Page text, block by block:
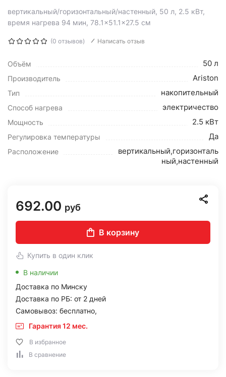
вертикальный/горизонтальный/настенный, 50 л, 2.5 кВт,
время нагрева 94 мин, 78.1×51.1×27.5 см
(0 отзывов) Написать отзыв
Объём 50 л
Производитель Ariston
Тип накопительный
Способ нагрева электричество
Мощность 2.5 кВт
Регулировка температуры Да
Расположение
вертикальный,горизонталь
ный,настенный
692.00 руб
В корзину
Купить в один клик
В наличии
Доставка по Минску
Доставка по РБ: от 2 дней
Самовывоз: бесплатно,
Гарантия 12 мес.
В избранное
В сравнение